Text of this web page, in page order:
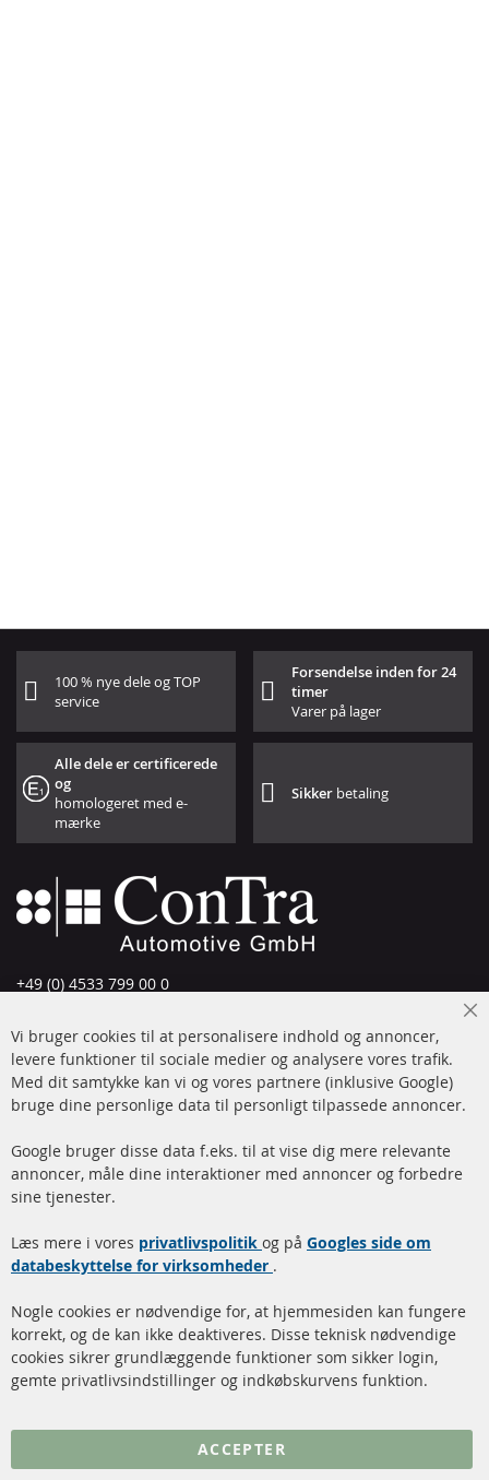
100 % nye dele og TOP
service
Forsendelse inden for 24
timer
Varer på lager
Alle dele er certificerede
og
homologeret med e-
mærke
Sikker betaling
+49 (0) 4533 799 00 0
info@contra-automotive.de
www.contra-automotive.de
Facebook
Instagram
Hurtige links
Dieselpartikelfilter (DPF)
rengøring
Katalysator (KAT)
Sensorer
FAQ
Kundeservice
Betalingsmetoder
Kontakt
Vi bruger cookies til at personalisere indhold og annoncer,
levere funktioner til sociale medier og analysere vores trafik.
Med dit samtykke kan vi og vores partnere (inklusive Google)
bruge dine personlige data til personligt tilpassede annoncer.
Google bruger disse data f.eks. til at vise dig mere relevante
annoncer, måle dine interaktioner med annoncer og forbedre
sine tjenester.
Læs mere i vores privatlivspolitik og på Googles side om
databeskyttelse for virksomheder .
Nogle cookies er nødvendige for, at hjemmesiden kan fungere
korrekt, og de kan ikke deaktiveres. Disse teknisk nødvendige
cookies sikrer grundlæggende funktioner som sikker login,
gemte privatlivsindstillinger og indkøbskurvens funktion.
ACCEPTER